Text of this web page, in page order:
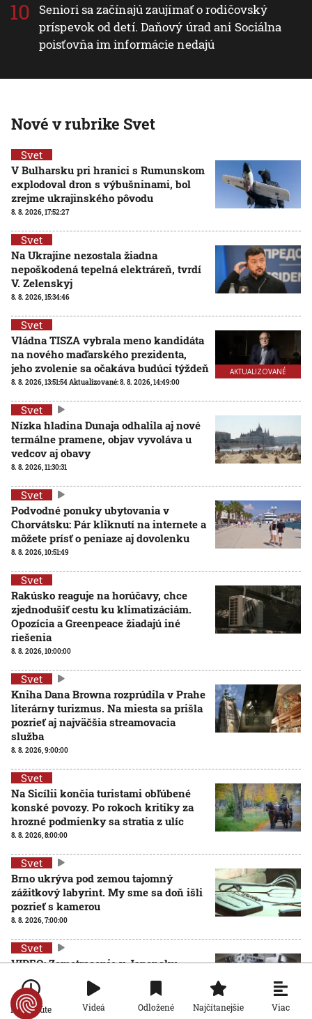
Seniori sa začínajú zaujímať o rodičovský
príspevok od detí. Daňový úrad ani Sociálna
poisťovňa im informácie nedajú
Nové v rubrike Svet
Svet
V Bulharsku pri hranici s Rumunskom
explodoval dron s výbušninami, bol
zrejme ukrajinského pôvodu
8. 8. 2026, 17:52:27
Svet
Na Ukrajine nezostala žiadna
nepoškodená tepelná elektráreň, tvrdí
V. Zelenskyj
8. 8. 2026, 15:34:46
AKTUALIZOVANÉ
Svet
Vládna TISZA vybrala meno kandidáta
na nového maďarského prezidenta,
jeho zvolenie sa očakáva budúci týždeň
8. 8. 2026, 13:51:54 Aktualizované:8. 8. 2026, 14:49:00
Svet
Nízka hladina Dunaja odhalila aj nové
termálne pramene, objav vyvoláva u
vedcov aj obavy
8. 8. 2026, 11:30:31
Svet
Podvodné ponuky ubytovania v
Chorvátsku: Pár kliknutí na internete a
môžete prísť o peniaze aj dovolenku
8. 8. 2026, 10:51:49
Svet
Rakúsko reaguje na horúčavy, chce
zjednodušiť cestu ku klimatizáciám.
Opozícia a Greenpeace žiadajú iné
riešenia
8. 8. 2026, 10:00:00
Svet
Kniha Dana Browna rozprúdila v Prahe
literárny turizmus. Na miesta sa prišla
pozrieť aj najväčšia streamovacia
služba
8. 8. 2026, 9:00:00
Svet
Na Sicílii končia turistami obľúbené
konské povozy. Po rokoch kritiky za
hrozné podmienky sa stratia z ulíc
8. 8. 2026, 8:00:00
Svet
Brno ukrýva pod zemou tajomný
zážitkový labyrint. My sme sa doň išli
pozrieť s kamerou
8. 8. 2026, 7:00:00
Svet
VIDEO: Zemetrasenie v Japonsku
zastihlo lekárov uprostred operácie,
pacienta chránili vlastnými telami
7. 8. 2026, 15:01:59
Po minúte Videá Odložené Najčítanejšie Viac